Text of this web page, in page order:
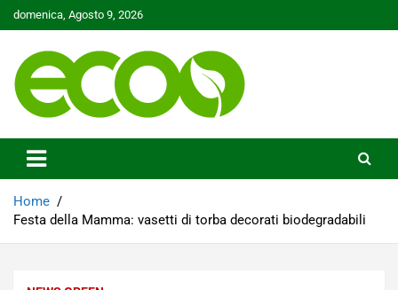
Skip
to
domenica, Agosto 9, 2026
Ecoo.it
Home
Festa della Mamma: vasetti di torba decorati biodegradabili